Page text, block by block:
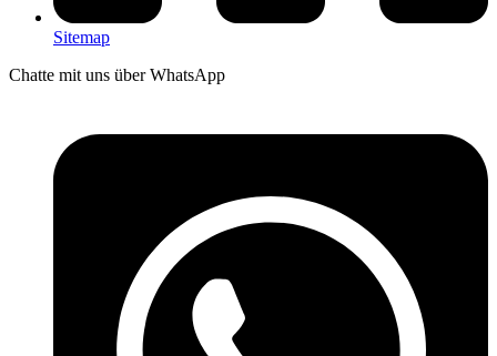
Sitemap
Chatte mit uns über WhatsApp